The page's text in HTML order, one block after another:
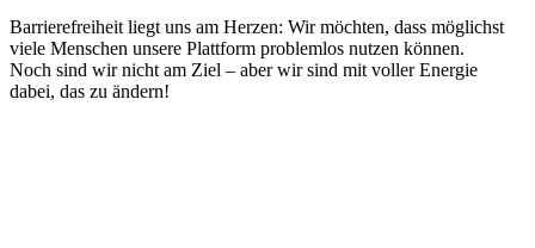
Barrierefreiheit liegt uns am Herzen: Wir möchten, dass möglichst
viele Menschen unsere Plattform problemlos nutzen können.
Noch sind wir nicht am Ziel – aber wir sind mit voller Energie
dabei, das zu ändern!